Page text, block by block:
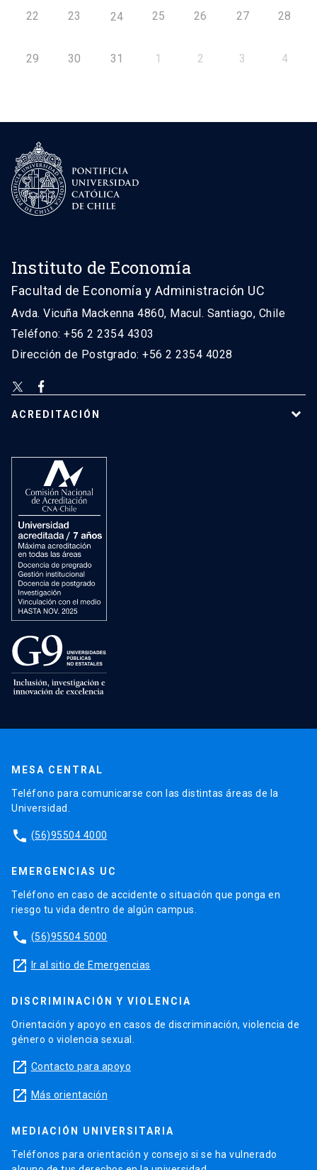
22 23 24 25 26 27 28
29 30 31 1 2 3 4
Instituto de Economía
Facultad de Economía y Administración UC
Avda. Vicuña Mackenna 4860, Macul. Santiago, Chile
Teléfono: +56 2 2354 4303
Dirección de Postgrado: +56 2 2354 4028
ACREDITACIÓN
MESA CENTRAL
Teléfono para comunicarse con las distintas áreas de la
Universidad.
phone (56)95504 4000
EMERGENCIAS UC
Teléfono en caso de accidente o situación que ponga en
riesgo tu vida dentro de algún campus.
phone (56)95504 5000
launch Ir al sitio de Emergencias
DISCRIMINACIÓN Y VIOLENCIA
Orientación y apoyo en casos de discriminación, violencia de
género o violencia sexual.
launch Contacto para apoyo
launch Más orientación
MEDIACIÓN UNIVERSITARIA
Teléfonos para orientación y consejo si se ha vulnerado